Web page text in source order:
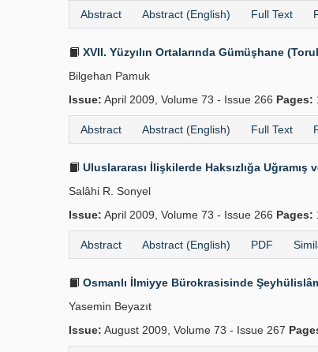
Abstract Abstract (English) Full Text
XVII. Yüzyılın Ortalarında Gümüşhane
Bilgehan Pamuk
Issue: April 2009, Volume 73 - Issue 266 Pages:
Abstract Abstract (English) Full Text
Uluslararası İlişkilerde Haksızlığa
Salâhi R. Sonyel
Issue: April 2009, Volume 73 - Issue 266 Pages:
Abstract Abstract (English) PDF
Osmanlı İlmiyye Bürokrasisinde
Yasemin Beyazıt
Issue: August 2009, Volume 73 - Issue 267